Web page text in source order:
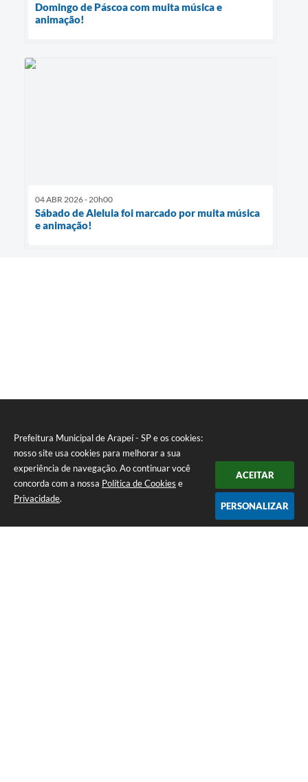
Prefeitura Municipal de Arapeí - SP e os cookies:
nosso site usa cookies para melhorar a sua
experiência de navegação. Ao continuar você
concorda com a nossa Política de Cookies e
Privacidade.
ACEITAR
PERSONALIZAR
Domingo de Páscoa com muita música e
animação!
04 ABR 2026 - 20h00
Sábado de Aleluia foi marcado por muita música
e animação!